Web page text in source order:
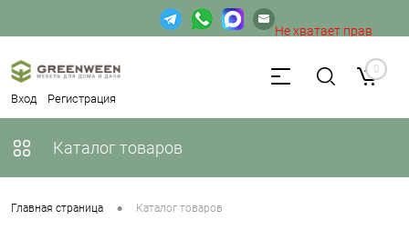
Вход Регистрация
Не хватает прав
доступа к веб-форме. 0
Каталог товаров
Главная страница • Каталог товаров